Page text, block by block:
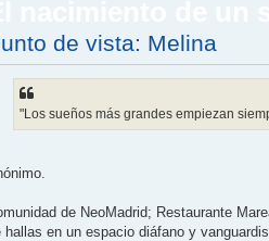
de vista: Melina
"Los sueños más grandes empiezan
de NeoMadrid; Restaurante
hallas en un espacio diáfano y